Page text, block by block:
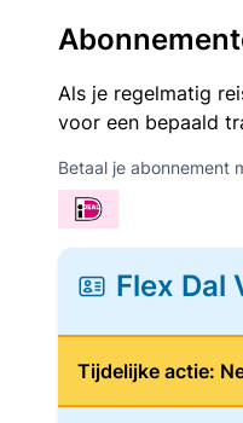
Als je regelmatig
voor een bepaald
Betaal je abonnement
Flex Dal
Tijdelijke actie: